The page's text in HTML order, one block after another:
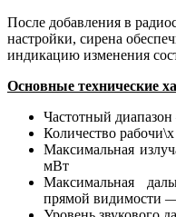
После добавления в
настройки, сирена
индикацию изменения
Основные технические
Частотный
Количество
Максимальная
мВт
Максимальная
прямой видимости